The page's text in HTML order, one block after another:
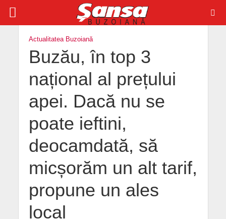
Actualitatea Buzoiană
Buzău, în top 3
național al prețului
apei. Dacă nu se
poate ieftini,
deocamdată, să
micșorăm un alt tarif,
propune un ales
local